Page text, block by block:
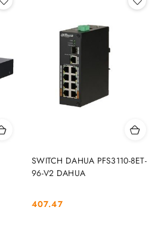
SWITCH DAHUA PFS3110-8ET-
96-V2 DAHUA
Cena:
407.47